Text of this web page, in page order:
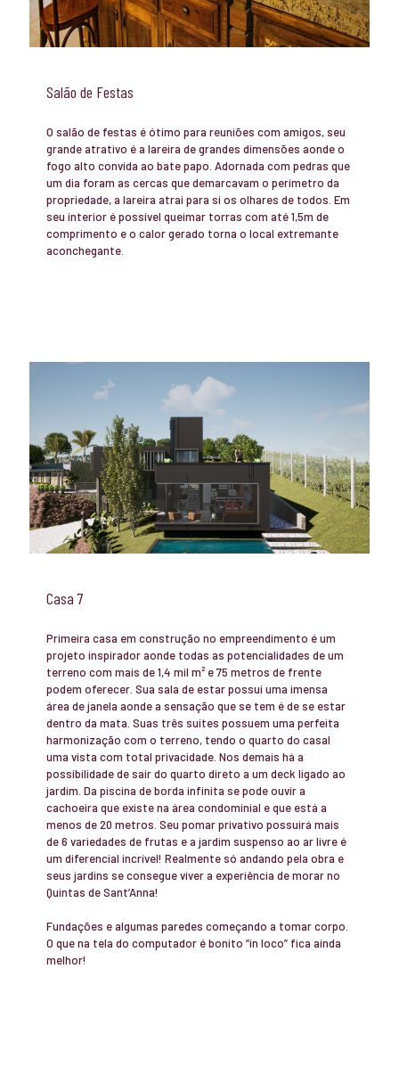
Salão de Festas
O salão de festas é ótimo para reuniões com amigos, seu
grande atrativo é a lareira de grandes dimensões aonde o
fogo alto convida ao bate papo. Adornada com pedras que
um dia foram as cercas que demarcavam o perímetro da
propriedade, a lareira atrai para si os olhares de todos. Em
seu interior é possível queimar torras com até 1,5m de
comprimento e o calor gerado torna o local extremante
aconchegante.
Casa 7
Primeira casa em construção no empreendimento é um
projeto inspirador aonde todas as potencialidades de um
terreno com mais de 1,4 mil m² e 75 metros de frente
podem oferecer. Sua sala de estar possui uma imensa
área de janela aonde a sensação que se tem é de se estar
dentro da mata. Suas três suítes possuem uma perfeita
harmonização com o terreno, tendo o quarto do casal
uma vista com total privacidade. Nos demais há a
possibilidade de sair do quarto direto a um deck ligado ao
jardim. Da piscina de borda infinita se pode ouvir a
cachoeira que existe na área condominial e que está a
menos de 20 metros. Seu pomar privativo possuirá mais
de 6 variedades de frutas e a jardim suspenso ao ar livre é
um diferencial incrível! Realmente só andando pela obra e
seus jardins se consegue viver a experiência de morar no
Quintas de Sant’Anna!
Fundações e algumas paredes começando a tomar corpo.
O que na tela do computador é bonito “in loco” fica ainda
melhor!